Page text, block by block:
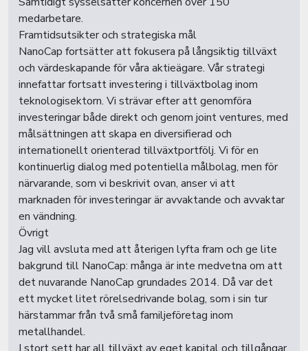
medarbetare.
Framtidsutsikter och strategiska mål
NanoCap fortsätter att fokusera på långsiktig tillväxt
och värdeskapande för våra aktieägare. Vår strategi
innefattar fortsatt investering i tillväxtbolag inom
teknologisektorn. Vi strävar efter att genomföra
investeringar både direkt och genom joint ventures, med
målsättningen att skapa en diversifierad och
internationellt orienterad tillväxtportfölj. Vi för en
kontinuerlig dialog med potentiella målbolag, men för
närvarande, som vi beskrivit ovan, anser vi att
marknaden för investeringar är avvaktande och avvaktar
en vändning.
Övrigt
Jag vill avsluta med att återigen lyfta fram och ge lite
bakgrund till NanoCap: många är inte medvetna om att
det nuvarande NanoCap grundades 2014. Då var det
ett mycket litet rörelsedrivande bolag, som i sin tur
härstammar från två små familjeföretag inom
metallhandel.